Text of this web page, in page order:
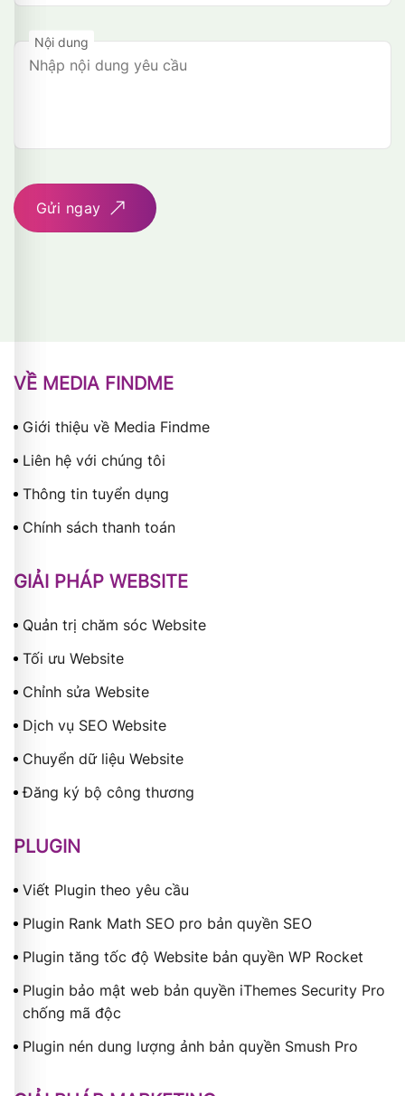
Nội dung
Gửi ngay
VỀ MEDIA FINDME
Giới thiệu về Media Findme
Liên hệ với chúng tôi
Thông tin tuyển dụng
Chính sách thanh toán
GIẢI PHÁP WEBSITE
Quản trị chăm sóc Website
Tối ưu Website
Chỉnh sửa Website
Dịch vụ SEO Website
Chuyển dữ liệu Website
Đăng ký bộ công thương
PLUGIN
Viết Plugin theo yêu cầu
Plugin Rank Math SEO pro bản quyền SEO
Plugin tăng tốc độ Website bản quyền WP Rocket
Plugin bảo mật web bản quyền iThemes Security Pro
chống mã độc
Plugin nén dung lượng ảnh bản quyền Smush Pro